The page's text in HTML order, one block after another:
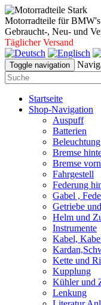
Motorradteile für BMW's
Gebraucht-, Neu- und
Täglicher Versand
Toggle navigation
Startseite
Shop-Navigation
Auspuff
Batterien
Beleuchtung
Bremse
Bremse
Fahrgestell
Federung
Gabel ,
Getriebe
Helm und
Instrumente
Kabel,
Kette und
Kupplung
Kühler und
Lenkung